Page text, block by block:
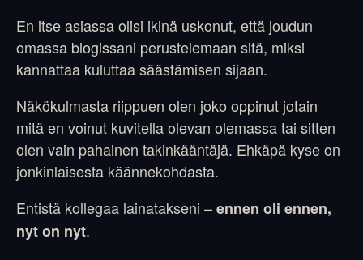
En itse asiassa olisi ikinä uskonut, että joudun
omassa blogissani perustelemaan sitä, miksi
kannattaa kuluttaa säästämisen sijaan.
Näkökulmasta riippuen olen joko oppinut jotain
mitä en voinut kuvitella olevan olemassa tai sitten
olen vain pahainen takinkääntäjä. Ehkäpä kyse on
jonkinlaisesta käännekohdasta.
Entistä kollegaa lainatakseni –ennen oli ennen,
nyt on nyt.